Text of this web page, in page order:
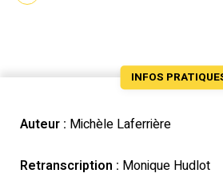
INFOS
Auteur : Michèle Laferrière
Retranscription : Monique Hudlot